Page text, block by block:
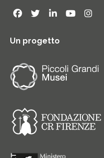
Un progetto